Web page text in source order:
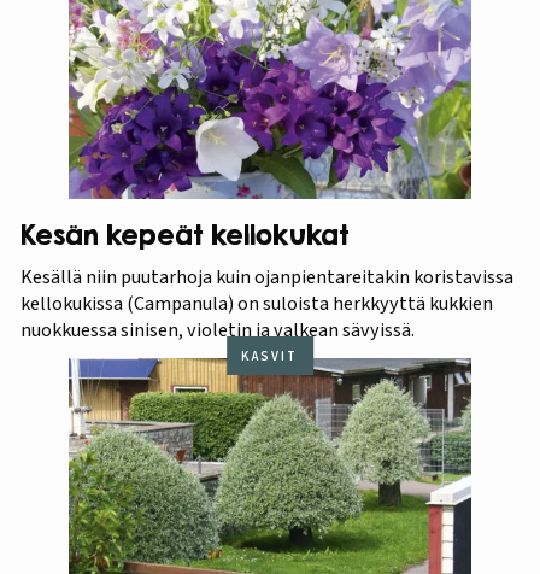
Kesän kepeät kellokukat
Kesällä niin puutarhoja kuin ojanpientareitakin koristavissa
kellokukissa (Campanula) on suloista herkkyyttä kukkien
nuokkuessa sinisen, violetin ja valkean sävyissä.
KASVIT